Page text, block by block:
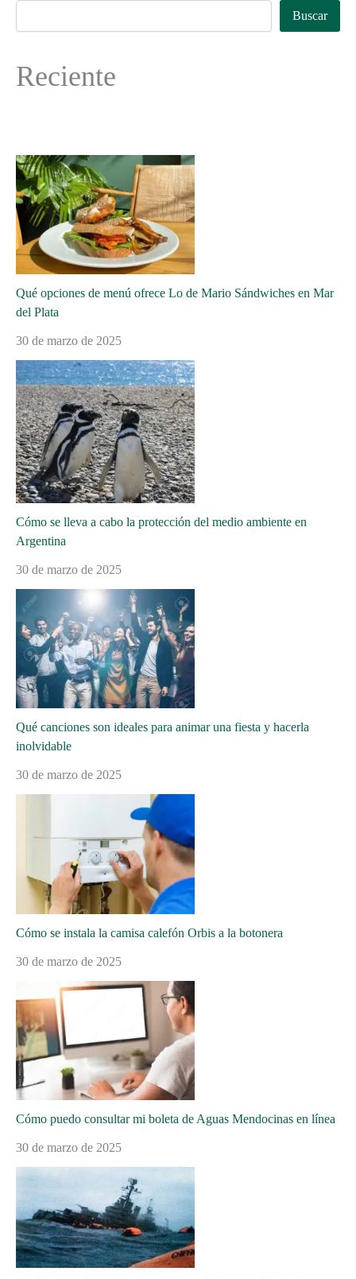
Buscar
Reciente
Qué opciones de menú ofrece Lo de Mario Sándwiches en Mar
del Plata
30 de marzo de 2025
Cómo se lleva a cabo la protección del medio ambiente en
Argentina
30 de marzo de 2025
Qué canciones son ideales para animar una fiesta y hacerla
inolvidable
30 de marzo de 2025
Cómo se instala la camisa calefón Orbis a la botonera
30 de marzo de 2025
Cómo puedo consultar mi boleta de Aguas Mendocinas en línea
30 de marzo de 2025